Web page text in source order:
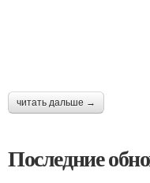
читать дальше →
Последние